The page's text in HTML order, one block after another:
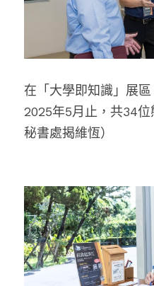
在「大學即知識」展區
2025年5月止，共34
秘書處揭維恆）